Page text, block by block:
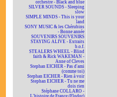
orchestre - Black and blue
SILVER SOUNDS - Sleeping
slow
SIMPLE MINDS - This is your
land
SONY MUSIC & les Chérubins
- Bonne année
SOUVENIRS SOUVENIRS
STAYING ALIVE - Extraits
b.o.f.
STEALERS WHEEL - Blind
faith & Rick WAKEMAN -
Anne of Cleves
Stephan EICHER - Pas d'ami
(comme toi)
Stephan EICHER - Rien à voir
Stephan EICHER - Tu ne me
dois rien
Stéphane COLLARO -
L'histoire de France (Flodor)